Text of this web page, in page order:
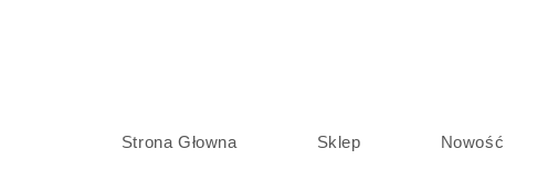
Strona Głowna Sklep Nowość